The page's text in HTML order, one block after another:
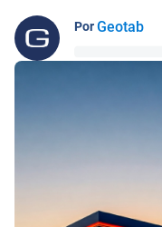
PorGeotab